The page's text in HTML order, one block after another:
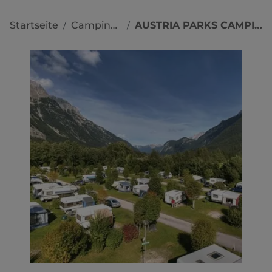
Startseite / Campingplätze / AUSTRIA PARKS CAMPING LEUTASCH